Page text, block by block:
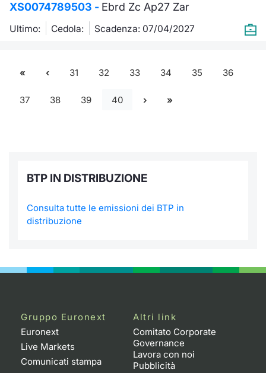
XS0074789503 - Ebrd Zc Ap27 Zar
Ultimo: Cedola: Scadenza: 07/04/2027
31 32 33 34 35 36
37 38 39 40
BTP IN DISTRIBUZIONE
Consulta tutte le emissioni dei BTP in
distribuzione
Gruppo Euronext
Euronext
Live Markets
Comunicati stampa
Altri link
Comitato Corporate
Governance
Lavora con noi
Pubblicità